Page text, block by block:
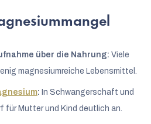
über die Nahrung: Viele
magnesiumreiche Lebensmittel.
: In Schwangerschaft und
Mutter und Kind deutlich an.